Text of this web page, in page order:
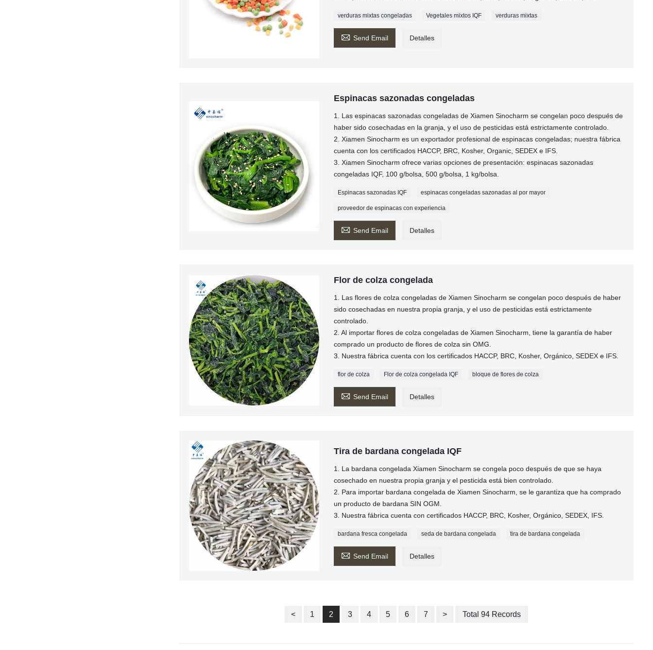
verduras mixtas congeladas Vegetales mixtos IQF verduras mixtas
 Send Email Detalles
Espinacas sazonadas congeladas
1. Las espinacas sazonadas congeladas de Xiamen Sinocharm se congelan poco después de
haber sido cosechadas en la granja, y el uso de pesticidas está estrictamente controlado.
2. Xiamen Sinocharm es un exportador profesional de espinacas congeladas; nuestra fábrica
cuenta con los certificados HACCP, BRC, Kosher, Organic, SEDEX e IFS.
3. Xiamen Sinocharm ofrece varias opciones de presentación: espinacas sazonadas
congeladas IQF, 100 g/bolsa, 500 g/bolsa, 1 kg/bolsa.
Espinacas sazonadas IQF espinacas congeladas sazonadas al por mayor
proveedor de espinacas con experiencia
 Send Email Detalles
Flor de colza congelada
1. Las flores de colza congeladas de Xiamen Sinocharm se congelan poco después de haber
sido cosechadas en nuestra propia granja, y el uso de pesticidas está estrictamente
controlado.
2. Al importar flores de colza congeladas de Xiamen Sinocharm, tiene la garantía de haber
comprado un producto de flores de colza sin OMG.
3. Nuestra fábrica cuenta con los certificados HACCP, BRC, Kosher, Orgánico, SEDEX e IFS.
flor de colza Flor de colza congelada IQF bloque de flores de colza
 Send Email Detalles
Tira de bardana congelada IQF
1. La bardana congelada Xiamen Sinocharm se congela poco después de que se haya
cosechado en nuestra propia granja y el pesticida está bien controlado.
2. Para importar bardana congelada de Xiamen Sinocharm, se le garantiza que ha comprado
un producto de bardana SIN OGM.
3. Nuestra fábrica cuenta con certificados HACCP, BRC, Kosher, Orgánico, SEDEX, IFS.
bardana fresca congelada seda de bardana congelada tira de bardana congelada
 Send Email Detalles
< 1 2 3 4 5 6 7 > Total 94 Records